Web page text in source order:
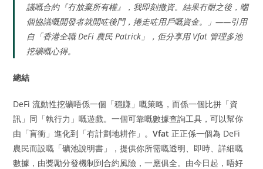
議嘅合約『冇放棄所有權』，我即刻撤資。結果冇耐之後，嗰
個協議嘅開發者就開咗後門，捲走咗用戶嘅資金。」——引用
自「香港全職 DeFi 農民 Patrick」，佢分享用 Vfat 管理多池
挖礦嘅心得。
總結
DeFi 流動性挖礦唔係一個「穩賺」嘅策略，而係一個比拼「資
訊」同「執行力」嘅遊戲。一個可靠嘅數據查詢工具，可以幫你
由「盲衝」進化到「有計劃地耕作」。Vfat 正正係一個為 DeFi
農民而設嘅「礦池說明書」，提供你所需嘅透明、即時、詳細嘅
數據，由獎勵分發機制到合約風險，一應俱全。由今日起，唔好